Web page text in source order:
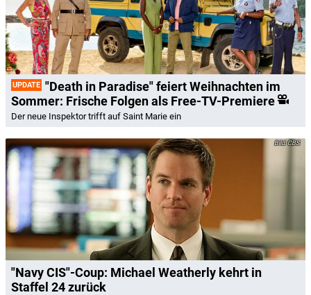
UPDATE "Death in Paradise" feiert Weihnachten im
Sommer: Frische Folgen als Free-TV-Premiere
Der neue Inspektor trifft auf Saint Marie ein
CBS
"Navy CIS"-Coup: Michael Weatherly kehrt in
Staffel 24 zurück